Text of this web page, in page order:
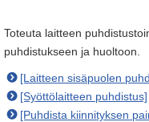
Toteuta laitteen
puhdistukseen ja huoltoon.
[Laitteen sisäpuolen
[Syöttölaitteen puhdistus]
[Puhdista kiinnityksen